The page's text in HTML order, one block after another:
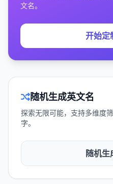
文名。
开始定
随机生成英文名
探索无限可能，支持多维度
字。
随机生